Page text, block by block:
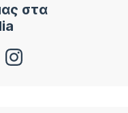
στα